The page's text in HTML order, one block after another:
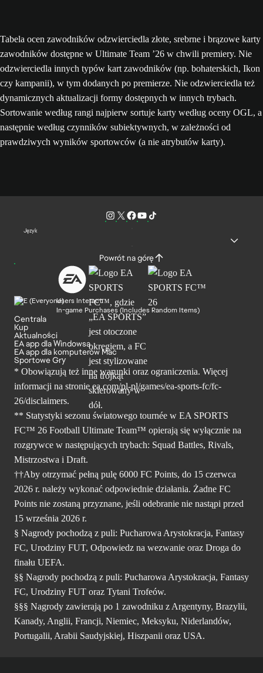
Tabela ocen zawodników odzwierciedla złote, srebrne i brązowe karty
zawodników dostępne w Ultimate Team ’26 w chwili premiery. Nie
odzwierciedla innych typów kart zawodników (np. bohaterskich, Ikon
czy kampanii), w tym dodanych po premierze. Nie odzwierciedla też
dynamicznych aktualizacji formy dostępnych w innych trybach.
Sortowanie według rangi najpierw sortuje karty według oceny OGL, a
następnie według czynników subiektywnych, w zależności od
prawdziwych wyników sportowców (a nie atrybutów karty).
Język
Powrót na górę
Users Interact
In-game Purchases (Includes Random Items)
Centrala
Kup
Aktualności
EA app dla Windowsa
EA app dla komputerów Mac
Sportowe Gry
* Obowiązują też inne warunki oraz ograniczenia. Więcej
informacji na stronie ea.com/pl-pl/games/ea-sports-fc/fc-
26/disclaimers.
** Statystyki sezonu światowego tournée w EA SPORTS
FC™ 26 Football Ultimate Team™ opierają się wyłącznie na
rozgrywce w następujących trybach: Squad Battles, Rivals,
Mistrzostwa i Draft.
††Aby otrzymać pełną pulę 6000 FC Points, do 15 czerwca
2026 r. należy wykonać odpowiednie działania. Żadne FC
Points nie zostaną przyznane, jeśli odebranie nie nastąpi przed
15 września 2026 r.
§ Nagrody pochodzą z puli: Pucharowa Arystokracja, Fantasy
FC, Urodziny FUT, Odpowiedz na wezwanie oraz Droga do
finału UEFA.
§§ Nagrody pochodzą z puli: Pucharowa Arystokracja, Fantasy
FC, Urodziny FUT oraz Tytani Trofeów.
§§§ Nagrody zawierają po 1 zawodniku z Argentyny, Brazylii,
Kanady, Anglii, Francji, Niemiec, Meksyku, Niderlandów,
Portugalii, Arabii Saudyjskiej, Hiszpanii oraz USA.